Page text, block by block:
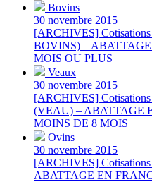
Bovins
30 novembre 2015
[ARCHIVES]
BOVINS) –
MOIS OU PLUS
Veaux
30 novembre 2015
[ARCHIVES]
(VEAU) – ABATTAGE
MOINS DE 8 MOIS
Ovins
30 novembre 2015
[ARCHIVES]
ABATTAGE EN